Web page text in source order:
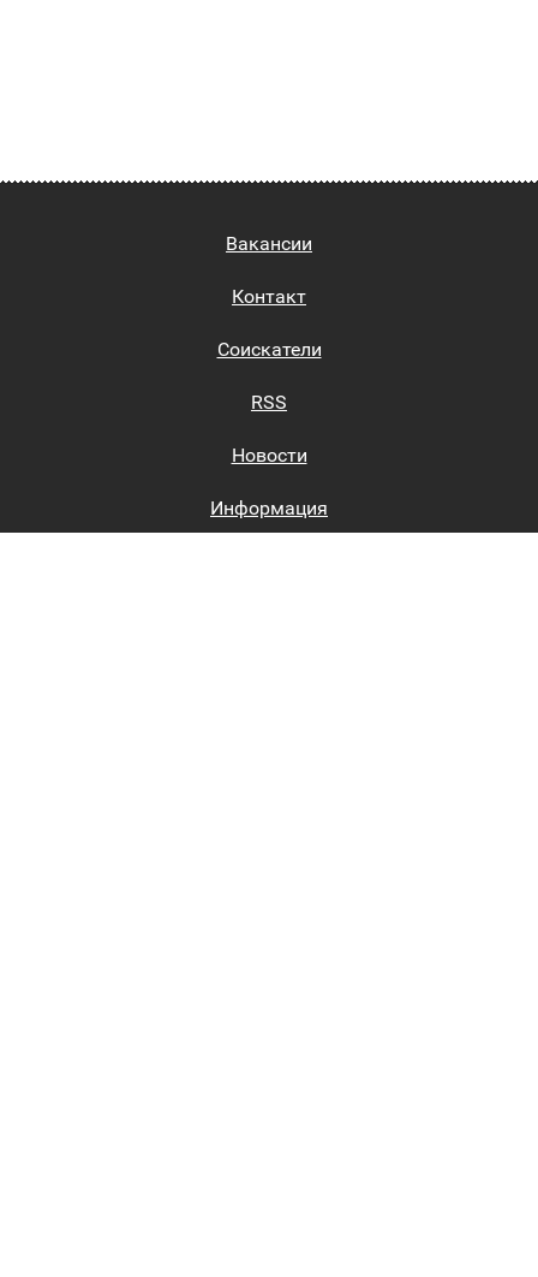
Вакансии
Контакт
Соискатели
RSS
Новости
Информация